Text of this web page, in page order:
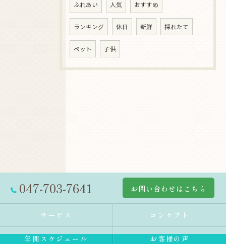
ふれあい 人気 おすすめ
ランキング 休日 新鮮 採れたて
ペット 子供
047-703-7641 お問い合わせはこちら
サービス コンセプト
年間スケジュール お客様の声